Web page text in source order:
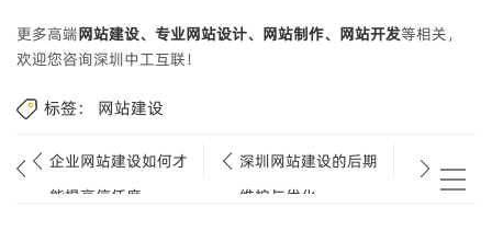
更多高端网站建设、专业网站设计、网站制作、网站开发等相关，
欢迎您咨询深圳中工互联！
标签： 网站建设
企业网站建设如何才
能提高信任度.
深圳网站建设的后期
维护与优化.